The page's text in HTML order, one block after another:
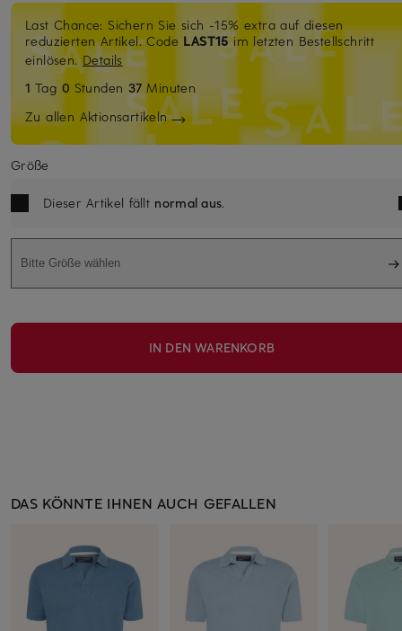
Last Chance: Sichern Sie sich -15% extra auf diesen
reduzierten Artikel. Code LAST15im letzten Bestellschritt
einlösen.Details
1 Tag 0 Stunden 37 Minuten
Zu allen Aktionsartikeln
Größe
Dieser Artikel fällt normal aus.
Bitte Größe wählen
IN DEN WARENKORB
DAS KÖNNTE IHNEN AUCH GEFALLEN